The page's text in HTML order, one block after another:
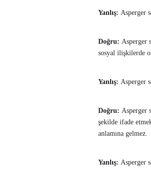
Yanlış: Asperger
Doğru: Asperger
sosyal ilişkilerde
Yanlış: Asperger
Doğru: Asperger
şekilde ifade
anlamına gelmez.
Yanlış: Asperger